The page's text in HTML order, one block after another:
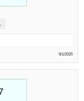
9/1/2025